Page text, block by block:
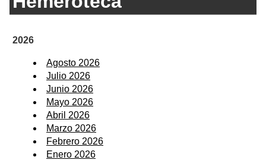
2026
Agosto 2026
Julio 2026
Junio 2026
Mayo 2026
Abril 2026
Marzo 2026
Febrero 2026
Enero 2026